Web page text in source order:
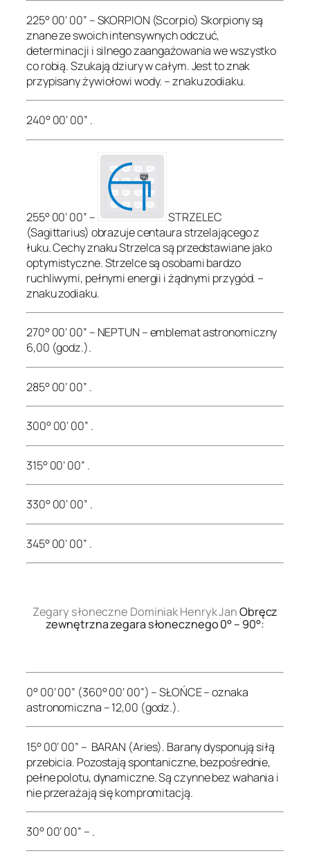
225° 00’ 00” – SKORPION (Scorpio) Skorpiony są
znane ze swoich intensywnych odczuć,
determinacji i silnego zaangażowania we wszystko
co robią. Szukają dziury w całym. Jest to znak
przypisany żywiołowi wody. – znaku zodiaku.
240° 00’ 00” .
255° 00’ 00” –
STRZELEC
(Sagittarius) obrazuje centaura strzelającego z
łuku. Cechy znaku Strzelca są przedstawiane jako
optymistyczne. Strzelce są osobami bardzo
ruchliwymi, pełnymi energii i żądnymi przygód. –
znaku zodiaku.
270° 00’ 00” – NEPTUN – emblemat astronomiczny
6,00 (godz.).
285° 00’ 00” .
300° 00’ 00” .
315° 00’ 00” .
330° 00’ 00” .
345° 00’ 00” .
Zegary słoneczne Dominiak Henryk JanObręcz
zewnętrzna zegara słonecznego 0° – 90°:
0° 00’ 00” (360° 00’ 00”) – SŁOŃCE – oznaka
astronomiczna – 12,00 (godz.).
15° 00’ 00” – BARAN (Aries). Barany dysponują siłą
przebicia. Pozostają spontaniczne, bezpośrednie,
pełne polotu, dynamiczne. Są czynne bez wahania i
nie przerażają się kompromitacją.
30° 00’ 00” – .